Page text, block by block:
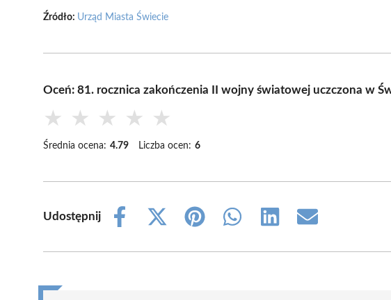
Źródło: Urząd Miasta Świecie
Oceń: 81. rocznica zakończenia II wojny światowej uczczona w
★ ★ ★ ★ ★
Średnia ocena: 4.79 Liczba ocen: 6
Udostępnij
Share
Share
(Twitter)
Share
Share
Share
Share